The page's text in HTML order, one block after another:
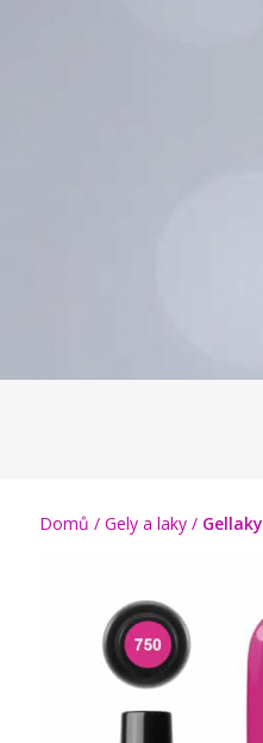
Domů / Gely a laky / Gellaky